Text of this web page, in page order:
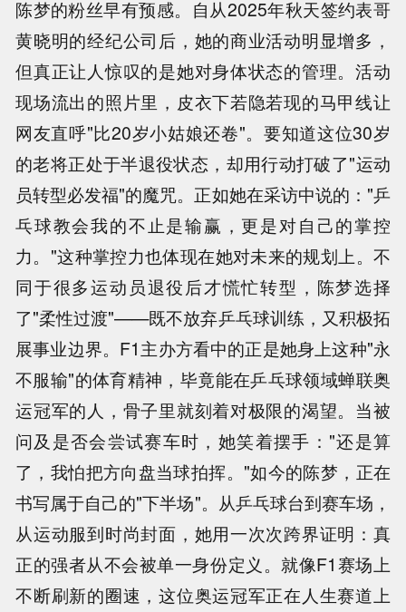
陈梦的粉丝早有预感。自从2025年秋天签约表哥
黄晓明的经纪公司后，她的商业活动明显增多，
但真正让人惊叹的是她对身体状态的管理。活动
现场流出的照片里，皮衣下若隐若现的马甲线让
网友直呼"比20岁小姑娘还卷"。要知道这位30岁
的老将正处于半退役状态，却用行动打破了"运动
员转型必发福"的魔咒。正如她在采访中说的："乒
乓球教会我的不止是输赢，更是对自己的掌控
力。"这种掌控力也体现在她对未来的规划上。不
同于很多运动员退役后才慌忙转型，陈梦选择
了"柔性过渡"——既不放弃乒乓球训练，又积极拓
展事业边界。F1主办方看中的正是她身上这种"永
不服输"的体育精神，毕竟能在乒乓球领域蝉联奥
运冠军的人，骨子里就刻着对极限的渴望。当被
问及是否会尝试赛车时，她笑着摆手："还是算
了，我怕把方向盘当球拍挥。"如今的陈梦，正在
书写属于自己的"下半场"。从乒乓球台到赛车场，
从运动服到时尚封面，她用一次次跨界证明：真
正的强者从不会被单一身份定义。就像F1赛场上
不断刷新的圈速，这位奥运冠军正在人生赛道上